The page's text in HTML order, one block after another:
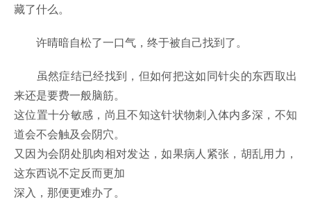
藏了什么。
许晴暗自松了一口气，终于被自己找到了。
虽然症结已经找到，但如何把这如同针尖的东西取出
来还是要费一般脑筋。
这位置十分敏感，尚且不知这针状物刺入体内多深，不知
道会不会触及会阴穴。
又因为会阴处肌肉相对发达，如果病人紧张，胡乱用力，
这东西说不定反而更加
深入，那便更难办了。